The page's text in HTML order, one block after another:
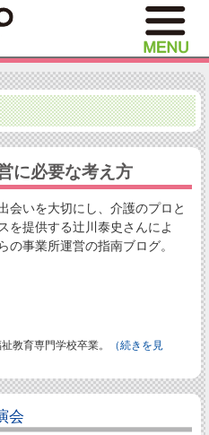
に必要な考え方
会いを大切にし、介護のプロと
を提供する辻川泰史さんによ
の事業所運営の指南ブログ。
教育専門学校卒業。
（続きを見
会